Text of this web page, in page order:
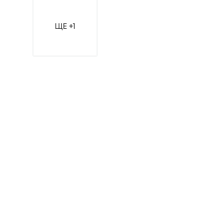
ЩЕ +1